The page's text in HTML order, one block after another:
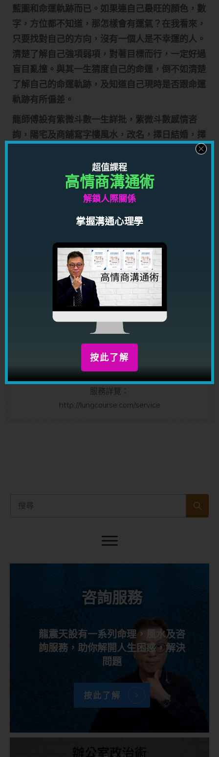
藍圖和命運軌跡而已。如果連自己最旺的顏色，數
字，方位都不知道，那怎樣會有運氣？在我看來，
只要找對自己的方向，沒有一個人是不幸運的人。
清楚了解自己強項弱項，對著目標而行，一定好過
盲目亂撞。與其一生猜度自己的命運，倒不如清楚
了解自己的命運軌跡，及知道自己現時是否跟命運
軌跡有所偏差。
龍師傅設有紫微斗數一生詳批，紫微斗數感情咨
詢，陽宅及商舖寫字樓風水，改名，擇日結婚，擇
http://www.sunchiu.com/38754355272591036
關於作者
龍震天
龍震天，玄學家，作家，擅長替客人分析感情問題，
推算姻緣運，一生運程，同一時間也是課程講師；出
版書籍超過三十本，題材包括心理學，身體語言，行
為解碼學，男女感情技巧，男女感情個案分析，感情
理論，潛意識，改思改運等等。
服務詳覽：
http://lungcourse.com/service
咨詢服務
龍震天設有一系列命理，風水及咨
詢服務，助你解開人生困惑，解決
問題
按此了解
超值課程
高情商溝通術
解鎖人際關係
掌握溝通心理學
按此了解